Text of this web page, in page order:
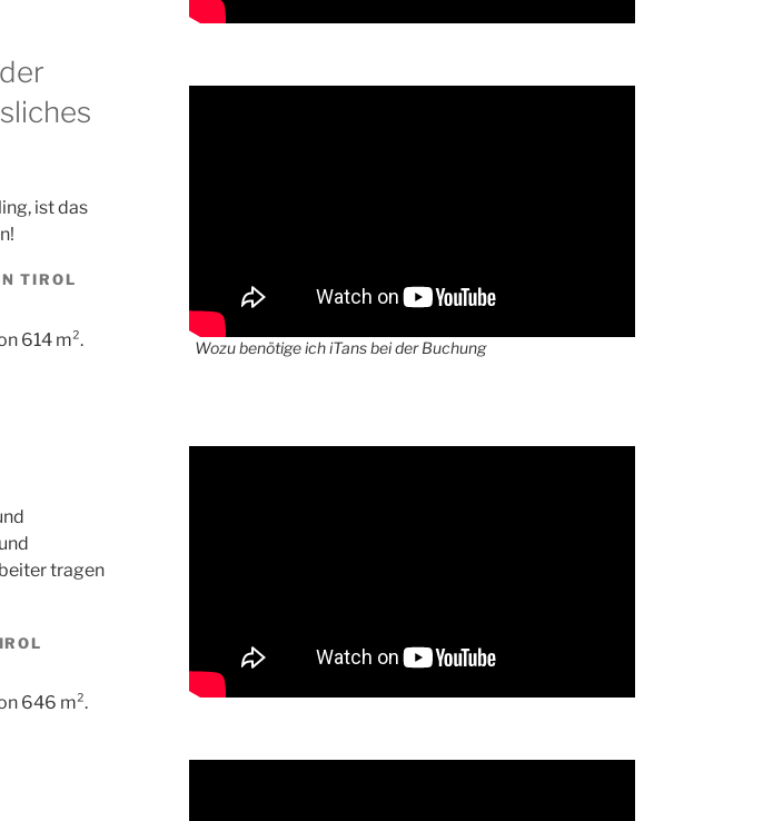
ist das
TIROL
614 m².
tragen
646 m².
Wozu benötige ich iTans bei der Buchung